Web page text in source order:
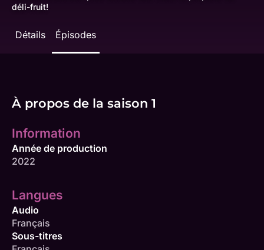
déli-fruit!
Détails Épisodes
À propos de la saison 1
Information
Année de production
2022
Langues
Audio
Français
Sous-titres